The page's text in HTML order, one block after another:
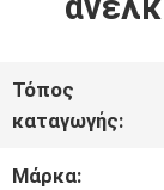
ΕΜΕΊΣ
Τόπος
καταγωγής:
Μάρκα: